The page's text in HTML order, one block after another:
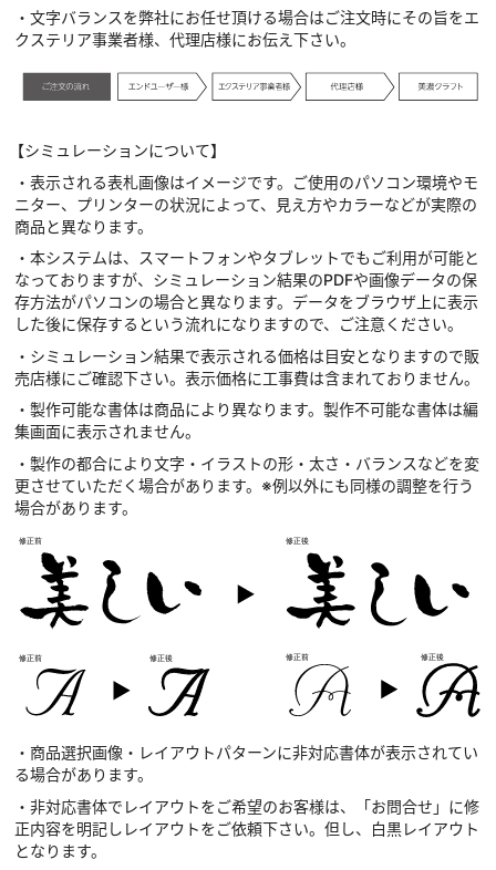
・文字バランスを弊社にお任せ頂ける場合はご注文時にその旨をエ
クステリア事業者様、代理店様にお伝え下さい。
【シミュレーションについて】
・表示される表札画像はイメージです。ご使用のパソコン環境やモ
ニター、プリンターの状況によって、見え方やカラーなどが実際の
商品と異なります。
・本システムは、スマートフォンやタブレットでもご利用が可能と
なっておりますが、シミュレーション結果のPDFや画像データの保
存方法がパソコンの場合と異なります。データをブラウザ上に表示
した後に保存するという流れになりますので、ご注意ください。
・シミュレーション結果で表示される価格は目安となりますので販
売店様にご確認下さい。表示価格に工事費は含まれておりません。
・製作可能な書体は商品により異なります。製作不可能な書体は編
集画面に表示されません。
・製作の都合により文字・イラストの形・太さ・バランスなどを変
更させていただく場合があります。※例以外にも同様の調整を行う
場合があります。
・商品選択画像・レイアウトパターンに非対応書体が表示されてい
る場合があります。
・非対応書体でレイアウトをご希望のお客様は、「お問合せ」に修
正内容を明記しレイアウトをご依頼下さい。但し、白黒レイアウト
となります。